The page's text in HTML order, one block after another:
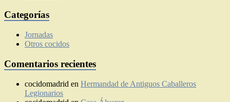
Categorías
Jornadas
Otros cocidos
Comentarios recientes
cocidomadrid en Hermandad de Antiguos Caballeros
Legionarios